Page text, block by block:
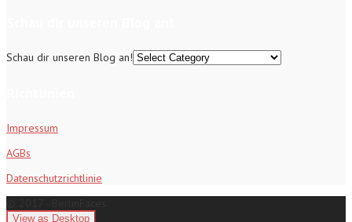
Schau dir unseren Blog an!
Impressum
AGBs
Datenschutzrichtlinie